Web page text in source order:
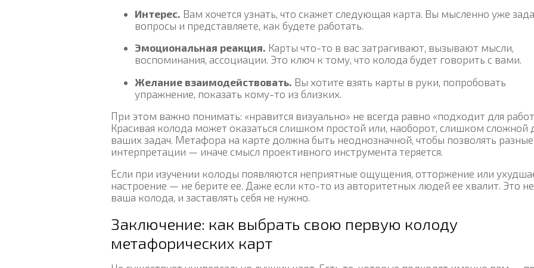
Интерес. Вам хочется узнать, что скажет следующая карта. Вы мысленно уже
вопросы и представляете, как будете работать.
Эмоциональная реакция. Карты что-то в вас затрагивают, вызывают мысли,
воспоминания, ассоциации. Это ключ к тому, что колода будет говорить с вами.
Желание взаимодействовать. Вы хотите взять карты в руки, попробовать
упражнение, показать кому-то из близких.
При этом важно понимать: «нравится визуально» не всегда равно «подходит для
Красивая колода может оказаться слишком простой или, наоборот, слишком сложной
ваших задач. Метафора на карте должна быть неоднозначной, чтобы позволять разные
интерпретации — иначе смысл проективного инструмента теряется.
Если при изучении колоды появляются неприятные ощущения, отторжение или
настроение — не берите ее. Даже если кто-то из авторитетных людей ее хвалит. Это не
ваша колода, и заставлять себя не нужно.
Заключение: как выбрать свою первую колоду
метафорических карт